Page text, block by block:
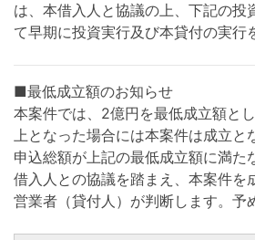
は、本借入人と協議の上、下記の投
て早期に投資実行及び本貸付の実行
■最低成立額のお知らせ
本案件では、2億円を最低成立額と
上となった場合には本案件は成立と
申込総額が上記の最低成立額に満た
借入人との協議を踏まえ、本案件を
営業者（貸付人）が判断します。予